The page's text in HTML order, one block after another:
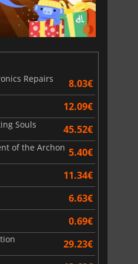
Repairs
8.03€
12.09€
Souls 45.52€
of the Archon 5.40€
11.34€
6.63€
0.69€
29.23€